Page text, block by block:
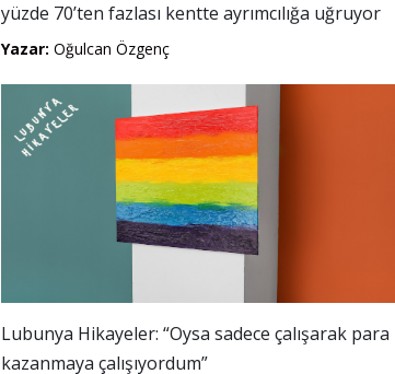
yüzde 70’ten fazlası kentte ayrımcılığa uğruyor
Yazar: Oğulcan Özgenç
Lubunya Hikayeler: “Oysa sadece çalışarak para
kazanmaya çalışıyordum”